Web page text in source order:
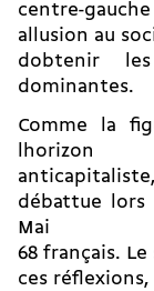
centre-
allusion au
dobtenir
dominantes.
Comme la
lhorizon
débattue lors
Mai
68 français. Le
ces